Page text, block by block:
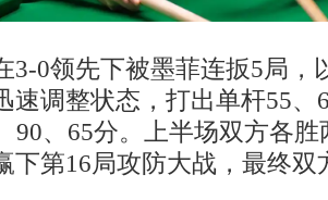
3-0领先下被墨菲连扳5局，
速调整状态，打出单杆55、
90、65分。上半场双方各
下第16局攻防大战，最终双